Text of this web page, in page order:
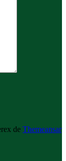
de Themeansar